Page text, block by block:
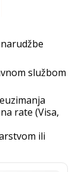
službom
rate (Visa,
ili